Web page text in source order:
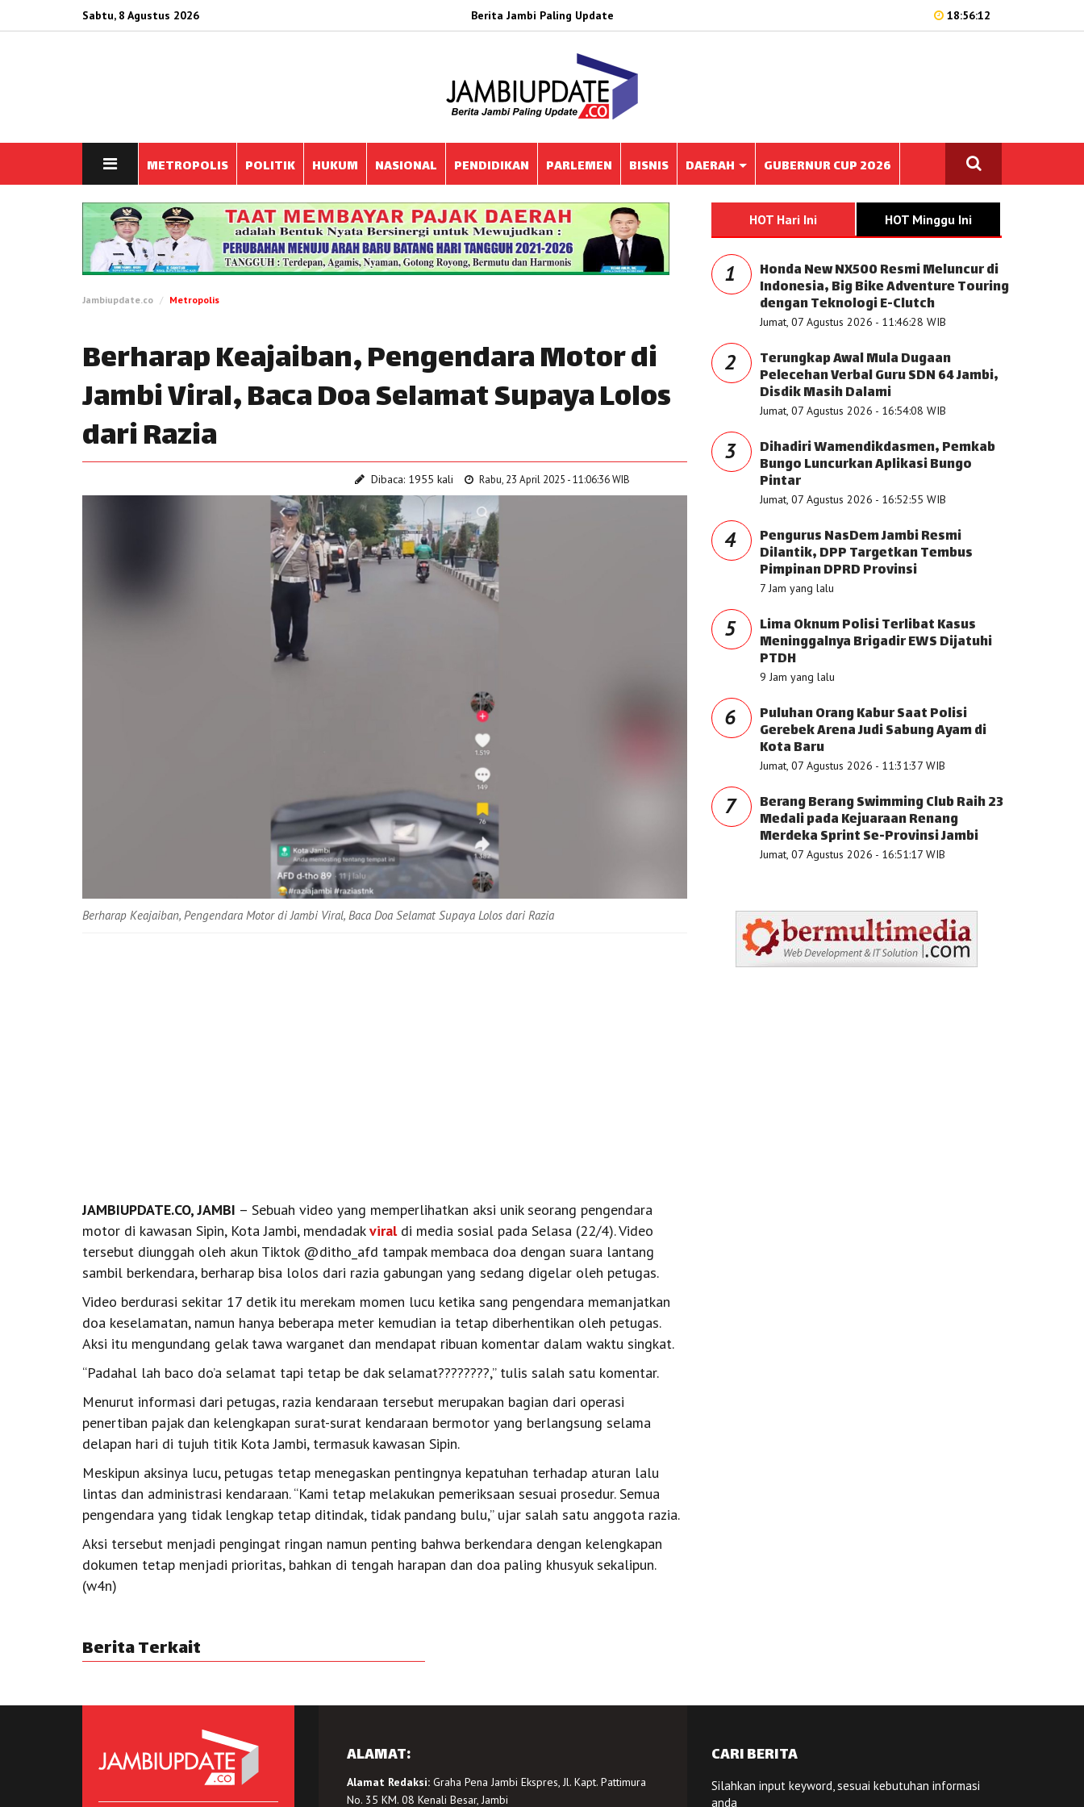
Sabtu, 8 Agustus 2026 Berita Jambi Paling Update 18:56:12
METROPOLIS POLITIK HUKUM NASIONAL PENDIDIKAN PARLEMEN BISNIS DAERAH GUBERNUR CUP 2026
Jambiupdate.co Metropolis
Berharap Keajaiban, Pengendara Motor di
Jambi Viral, Baca Doa Selamat Supaya Lolos
dari Razia
Dibaca: 1955 kali Rabu, 23 April 2025 - 11:06:36 WIB
Berharap Keajaiban, Pengendara Motor di Jambi Viral, Baca Doa Selamat Supaya Lolos dari Razia
JAMBIUPDATE.CO, JAMBI – Sebuah video yang memperlihatkan aksi unik seorang pengendara
motor di kawasan Sipin, Kota Jambi, mendadakviraldi media sosial pada Selasa (22/4). Video
tersebut diunggah oleh akun Tiktok @ditho_afd tampak membaca doa dengan suara lantang
sambil berkendara, berharap bisa lolos dari razia gabungan yang sedang digelar oleh petugas.
Video berdurasi sekitar 17 detik itu merekam momen lucu ketika sang pengendara memanjatkan
doa keselamatan, namun hanya beberapa meter kemudian ia tetap diberhentikan oleh petugas.
Aksi itu mengundang gelak tawa warganet dan mendapat ribuan komentar dalam waktu singkat.
“Padahal lah baco do’a selamat tapi tetap be dak selamat????????,” tulis salah satu komentar.
Menurut informasi dari petugas, razia kendaraan tersebut merupakan bagian dari operasi
penertiban pajak dan kelengkapan surat-surat kendaraan bermotor yang berlangsung selama
delapan hari di tujuh titik Kota Jambi, termasuk kawasan Sipin.
Meskipun aksinya lucu, petugas tetap menegaskan pentingnya kepatuhan terhadap aturan lalu
lintas dan administrasi kendaraan. “Kami tetap melakukan pemeriksaan sesuai prosedur. Semua
pengendara yang tidak lengkap tetap ditindak, tidak pandang bulu,” ujar salah satu anggota razia.
Aksi tersebut menjadi pengingat ringan namun penting bahwa berkendara dengan kelengkapan
dokumen tetap menjadi prioritas, bahkan di tengah harapan dan doa paling khusyuk sekalipun.
(w4n)
Berita Terkait
HOT Hari Ini HOT Minggu Ini
1 Honda New NX500 Resmi Meluncur di
Indonesia, Big Bike Adventure Touring
dengan Teknologi E-Clutch
Jumat, 07 Agustus 2026 - 11:46:28 WIB
2 Terungkap Awal Mula Dugaan
Pelecehan Verbal Guru SDN 64 Jambi,
Disdik Masih Dalami
Jumat, 07 Agustus 2026 - 16:54:08 WIB
3 Dihadiri Wamendikdasmen, Pemkab
Bungo Luncurkan Aplikasi Bungo
Pintar
Jumat, 07 Agustus 2026 - 16:52:55 WIB
4 Pengurus NasDem Jambi Resmi
Dilantik, DPP Targetkan Tembus
Pimpinan DPRD Provinsi
7 Jam yang lalu
5 Lima Oknum Polisi Terlibat Kasus
Meninggalnya Brigadir EWS Dijatuhi
PTDH
9 Jam yang lalu
6 Puluhan Orang Kabur Saat Polisi
Gerebek Arena Judi Sabung Ayam di
Kota Baru
Jumat, 07 Agustus 2026 - 11:31:37 WIB
7 Berang Berang Swimming Club Raih 23
Medali pada Kejuaraan Renang
Merdeka Sprint Se-Provinsi Jambi
Jumat, 07 Agustus 2026 - 16:51:17 WIB
ALAMAT:
Alamat Redaksi:Graha Pena Jambi Ekspres, Jl. Kapt. Pattimura
No. 35 KM. 08 Kenali Besar, Jambi
CARI BERITA
Silahkan input keyword, sesuai kebutuhan informasi
anda